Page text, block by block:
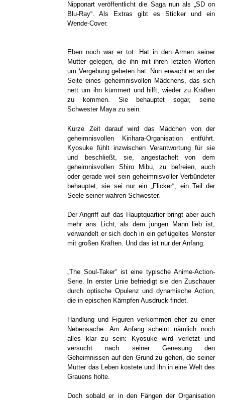
Nipponart veröffentlicht die Saga nun als „SD on
Blu-Ray“. Als Extras gibt es Sticker und ein
Wende-Cover.
Eben noch war er tot. Hat in den Armen seiner
Mutter gelegen, die ihn mit ihren letzten Worten
um Vergebung gebeten hat. Nun erwacht er an der
Seite eines geheimnisvollen Mädchens, das sich
nett um ihn kümmert und hilft, wieder zu Kräften
zu kommen. Sie behauptet sogar, seine
Schwester Maya zu sein.
Kurze Zeit darauf wird das Mädchen von der
geheimnisvollen Kirihara-Organisation entführt.
Kyosuke fühlt inzwischen Verantwortung für sie
und beschließt, sie, angestachelt von dem
geheimnisvollen Shiro Mibu, zu befreien, auch
oder gerade weil sein geheimnisvoller Verbündeter
behauptet, sie sei nur ein „Flicker“, ein Teil der
Seele seiner wahren Schwester.
Der Angriff auf das Hauptquartier bringt aber auch
mehr ans Licht, als dem jungen Mann lieb ist,
verwandelt er sich doch in ein geflügeltes Monster
mit großen Kräften. Und das ist nur der Anfang.
„The Soul-Taker“ ist eine typische Anime-Action-
Serie. In erster Linie befriedigt sie den Zuschauer
durch optische Opulenz und dynamische Action,
die in epischen Kämpfen Ausdruck findet.
Handlung und Figuren verkommen eher zu einer
Nebensache. Am Anfang scheint nämlich noch
alles klar zu sein: Kyosuke wird verletzt und
versucht nach seiner Genesung den
Geheimnissen auf den Grund zu gehen, die seiner
Mutter das Leben kostete und ihn in eine Welt des
Grauens holte.
Doch sobald er in den Fängen der Organisation